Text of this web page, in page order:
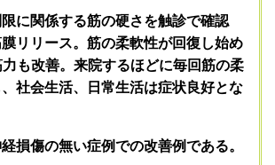
に関係する筋の硬さを触診で確認
リリース。筋の柔軟性が回復し始め
も改善。来院するほどに毎回筋の柔
社会生活、日常生活は症状良好とな
損傷の無い症例での改善例である。